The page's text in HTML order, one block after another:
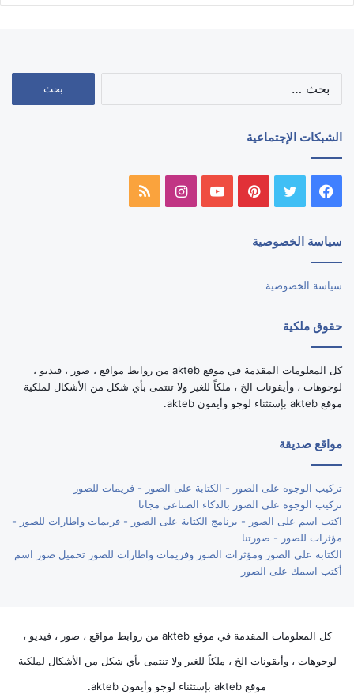
الشبكات الإجتماعية
فيسبوك تويتر بينتيريستيوتيوبانستقرامملخص
سياسة الخصوصية
سياسة الخصوصية
حقوق ملكية
كل المعلومات المقدمة في موقع akteb من روابط مواقع ، صور ، فيديو ،
لوجوهات ، وأيقونات الخ ، ملكاً للغير ولا تنتمى بأي شكل من الأشكال لملكية
موقع akteb بإستثناء لوجو وأيقون akteb.
مواقع صديقة
تركيب الوجوه على الصور - الكتابة على الصور - فريمات للصور
تركيب الوجوه على الصور بالذكاء الصناعى مجانا
اكتب اسم على الصور - برنامج الكتابة على الصور - فريمات واطارات للصور -
مؤثرات للصور - صورتنا
الكتابة على الصور ومؤثرات الصور وفريمات واطارات للصور تحميل صور اسم
أكتب اسمك على الصور
كل المعلومات المقدمة في موقع akteb من روابط مواقع ، صور ، فيديو ،
لوجوهات ، وأيقونات الخ ، ملكاً للغير ولا تنتمى بأي شكل من الأشكال لملكية
موقع akteb بإستثناء لوجو وأيقون akteb.